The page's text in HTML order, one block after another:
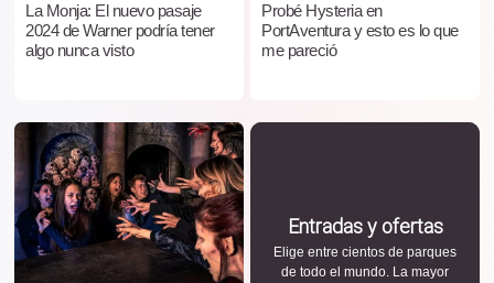
La Monja: El nuevo pasaje
2024 de Warner podría tener
algo nunca visto
Probé Hysteria en
PortAventura y esto es lo que
me pareció
Entradas y ofertas
Elige entre cientos de parques
de todo el mundo. La mayor